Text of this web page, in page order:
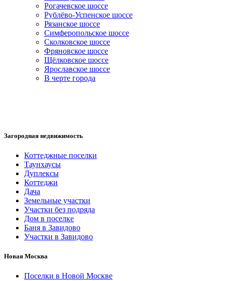
Рогачевское шоссе
Рублёво-Успенское шоссе
Рязанское шоссе
Симферопольское шоссе
Сколковское шоссе
Фряновское шоссе
Щёлковское шоссе
Ярославское шоссе
B черте города
Загородная недвижимость
Коттеджные поселки
Таунхаусы
Дуплексы
Коттеджи
Дача
Земельные участки
Участки без подряда
Дом в поселке
Баня в Завидово
Участки в Завидово
Новая Москва
Поселки в Новой Москве